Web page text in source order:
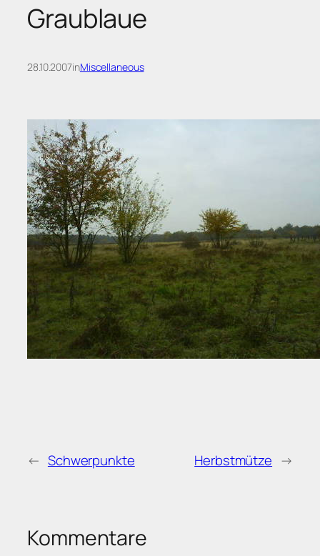
Graublaue
28.10.2007inMiscellaneous
← Schwerpunkte Herbstmütze →
Kommentare